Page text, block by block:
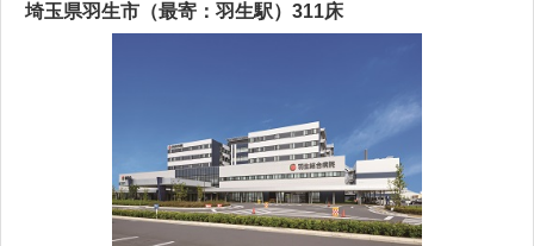
埼玉県羽生市（最寄：羽生駅）311床